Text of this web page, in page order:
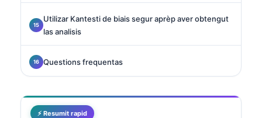
Utilizar Kantesti de biais segur aprèp aver obtengut
las analisis
Questions frequentas
⚡ Resumit rapid